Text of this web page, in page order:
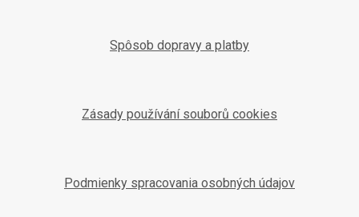
Spôsob dopravy a platby
Zásady používání souborů cookies
Podmienky spracovania osobných údajov